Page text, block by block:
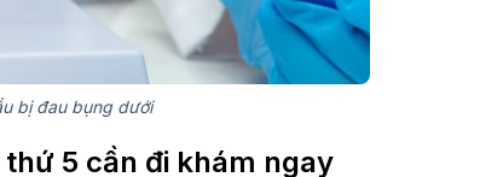
bị đau bụng dưới
5 cần đi khám ngay